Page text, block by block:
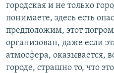
городская и не только
понимаете, здесь есть
предположим, этот
организован, даже если
атмосфера, оказывается,
городе, страшно то, что